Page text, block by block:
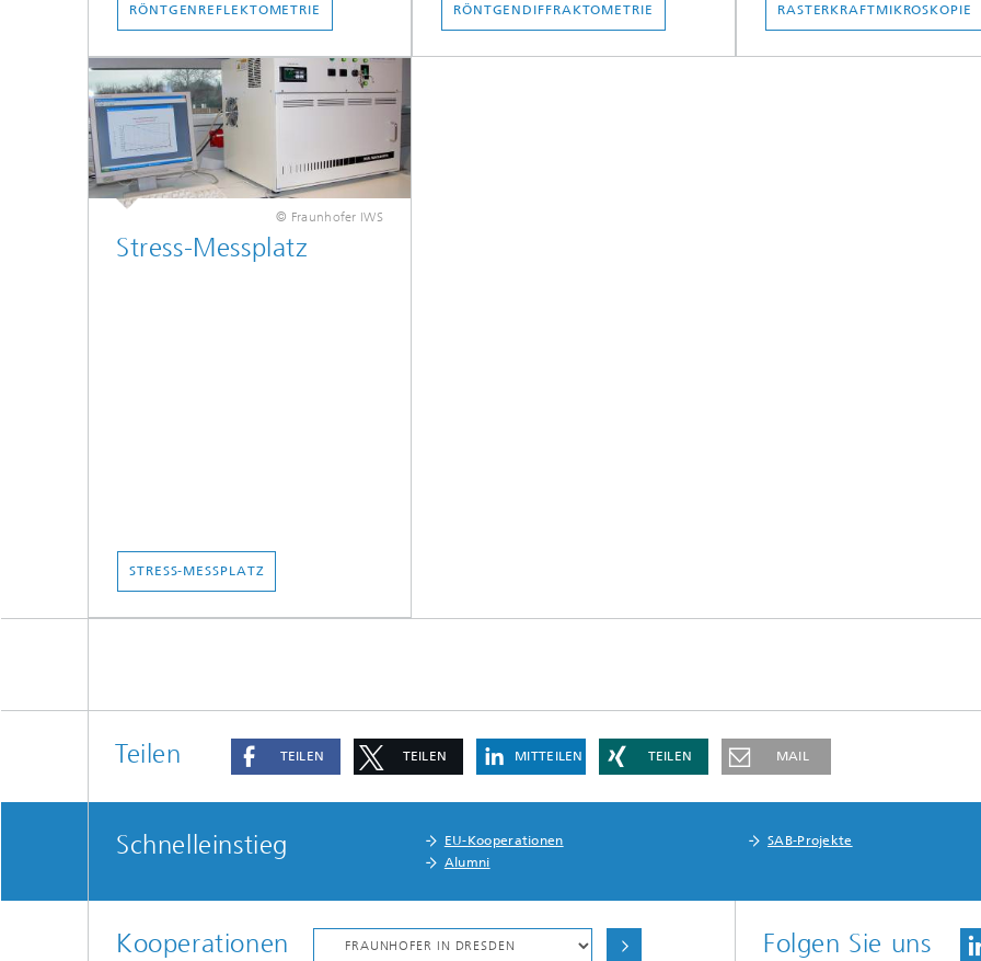
RÖNTGENREFLEKTOMETRIE RÖNTGENDIFFRAKTOMETRIE RASTERKRAFTMIKROSKOPIE
© Fraunhofer IWS
Stress-Messplatz
STRESS-MESSPLATZ
Teilen TEILEN TEILEN MITTEILEN TEILEN MAIL
Schnelleinstieg EU-Kooperationen
SAB-Projekte
Alumni
Kooperationen Folgen Sie uns